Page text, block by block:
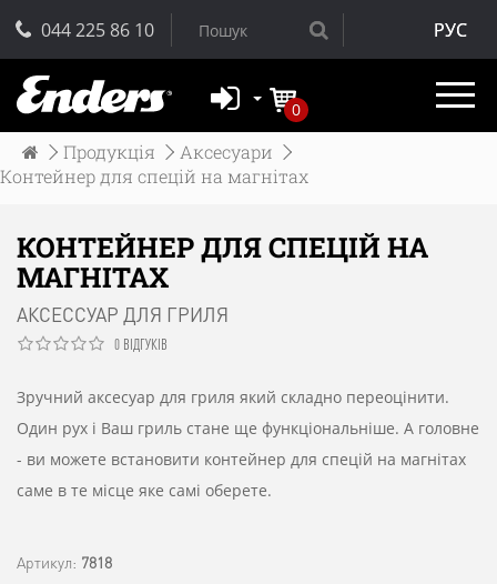
044 225 86 10 РУС
0
Продукція
Аксесуари
Контейнер для спецій на магнітах
КОНТЕЙНЕР ДЛЯ СПЕЦІЙ НА
МАГНІТАХ
АКСЕССУАР ДЛЯ ГРИЛЯ
0 ВІДГУКІВ
Зручний аксесуар для гриля який складно переоцінити.
Один рух і Ваш гриль стане ще функціональніше. А головне
- ви можете встановити контейнер для спецій на магнітах
саме в те місце яке самі оберете.
Артикул: 7818